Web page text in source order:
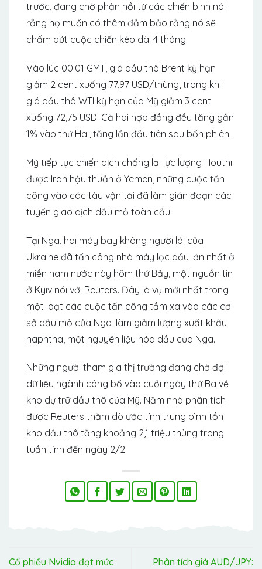
trước, đang chờ phản hồi từ các chiến binh nói
rằng họ muốn có thêm đảm bảo rằng nó sẽ
chấm dứt cuộc chiến kéo dài 4 tháng.
Vào lúc 00:01 GMT, giá dầu thô Brent kỳ hạn
giảm 2 cent xuống 77,97 USD/thùng, trong khi
giá dầu thô WTI kỳ hạn của Mỹ giảm 3 cent
xuống 72,75 USD. Cả hai hợp đồng đều tăng gần
1% vào thứ Hai, tăng lần đầu tiên sau bốn phiên.
Mỹ tiếp tục chiến dịch chống lại lực lượng Houthi
được Iran hậu thuẫn ở Yemen, những cuộc tấn
công vào các tàu vận tải đã làm gián đoạn các
tuyến giao dịch dầu mỏ toàn cầu.
Tại Nga, hai máy bay không người lái của
Ukraine đã tấn công nhà máy lọc dầu lớn nhất ở
miền nam nước này hôm thứ Bảy, một nguồn tin
ở Kyiv nói với Reuters. Đây là vụ mới nhất trong
một loạt các cuộc tấn công tầm xa vào các cơ
sở dầu mỏ của Nga, làm giảm lượng xuất khẩu
naphtha, một nguyên liệu hóa dầu của Nga.
Những người tham gia thị trường đang chờ đợi
dữ liệu ngành công bố vào cuối ngày thứ Ba về
kho dự trữ dầu thô của Mỹ. Năm nhà phân tích
được Reuters thăm dò ước tính trung bình tồn
kho dầu thô tăng khoảng 2,1 triệu thùng trong
tuần tính đến ngày 2/2.
Cổ phiếu Nvidia đạt mức
Phân tích giá AUD/JPY: